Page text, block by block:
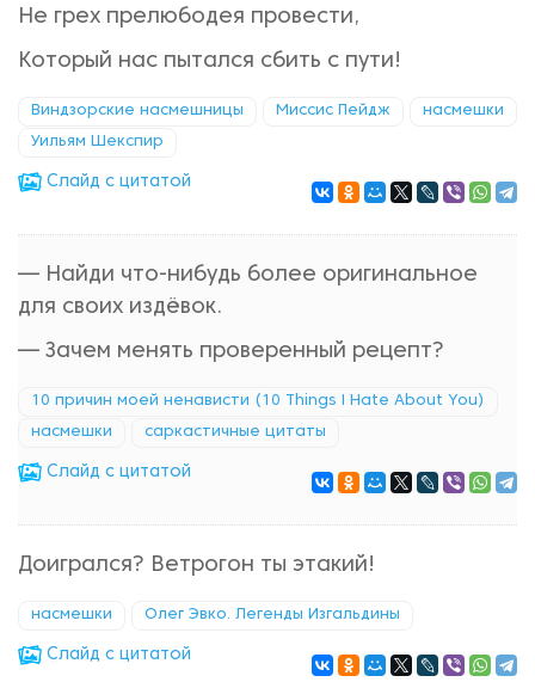
Не грех прелюбодея провести,
Который нас пытался сбить с пути!
Виндзорские насмешницы Миссис Пейдж насмешки
Уильям Шекспир
Cлайд с цитатой
— Найди что-нибудь более оригинальное
для своих издёвок.
— Зачем менять проверенный рецепт?
10 причин моей ненависти (10 Things I Hate About You)
насмешки саркастичные цитаты
Cлайд с цитатой
Доигрался? Ветрогон ты этакий!
насмешки Олег Эвко. Легенды Изгальдины
Cлайд с цитатой